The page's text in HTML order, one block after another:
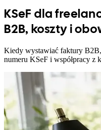
KSeF dla
B2B, koszty i
Kiedy wystawiać faktury
numeru KSeF i współpracy z